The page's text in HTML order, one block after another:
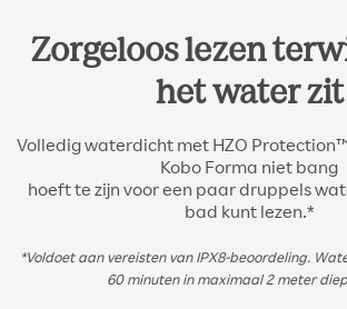
Zorgeloos lezen
het water zit
Volledig waterdicht met HZO
Kobo Forma niet bang
hoeft te zijn voor een paar druppels
bad kunt lezen.*
*Voldoet aan vereisten van IPX8-beoordeling.
60 minuten in maximaal 2 meter